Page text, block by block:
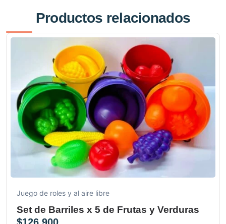
Productos relacionados
Juego de roles y al aire libre
Set de Barriles x 5 de Frutas y Verduras